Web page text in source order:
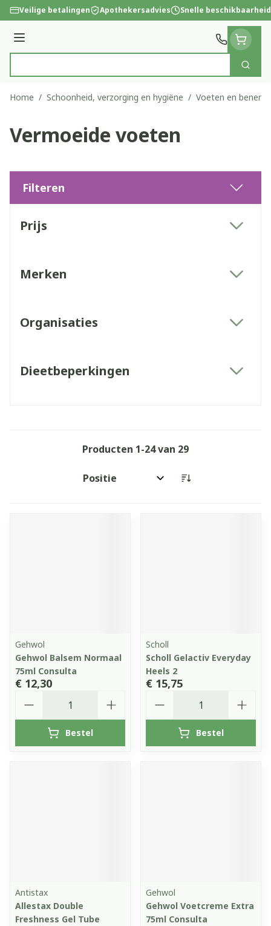
Ga naar de inhoud
Veilige betalingen Apothekersadvies Snelle beschikbaarheid
Menu
Zoek
Home / Schoonheid, verzorging en hygiëne / Voeten en benen
Vermoeide voeten
Filteren
Prijs
Merken
Organisaties
Dieetbeperkingen
Producten 1-24van 29
Sorteer op:
Gehwol
Gehwol Balsem Normaal
75ml Consulta
€ 12,30
Bestel
Scholl
Scholl Gelactiv Everyday
Heels 2
€ 15,75
Bestel
Antistax
Allestax Double
Freshness Gel Tube
Gehwol
Gehwol Voetcreme Extra
75ml Consulta